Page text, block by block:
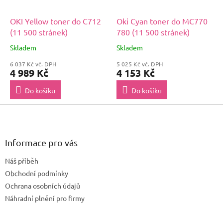
OKI Yellow toner do C712
(11 500 stránek)
Skladem
6 037 Kč vč. DPH
4 989 Kč
Do košíku
Oki Cyan toner do MC770
780 (11 500 stránek)
Skladem
5 025 Kč vč. DPH
4 153 Kč
Do košíku
Z
Informace pro vás
Náš příběh
Obchodní podmínky
Ochrana osobních údajů
Náhradní plnění pro firmy